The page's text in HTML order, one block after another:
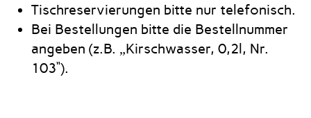
Tischreservierungen bitte nur telefonisch.
Bei Bestellungen bitte die Bestellnummer
angeben (z.B. „Kirschwasser, 0,2l, Nr.
103“).